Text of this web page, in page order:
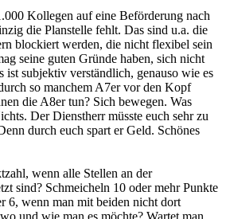
Kollegen auf eine Beförderung nach
die Planstelle fehlt. Das sind u.a. die
blockiert werden, die nicht flexibel sein
seine guten Gründe haben, sich nicht
ist subjektiv verständlich, genauso wie es
so manchem A7er vor den Kopf
die A8er tun? Sich bewegen. Was
Der Dienstherr müsste euch sehr zu
durch euch spart er Geld. Schönes
wenn alle Stellen an der
sind? Schmeicheln 10 oder mehr Punkte
6, wenn man mit beiden nicht dort
und wie man es möchte? Wartet man